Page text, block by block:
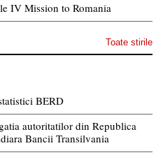
IV Mission to Romania
Toate stirile
BERD
autoritatilor din Republica
Bancii Transilvania